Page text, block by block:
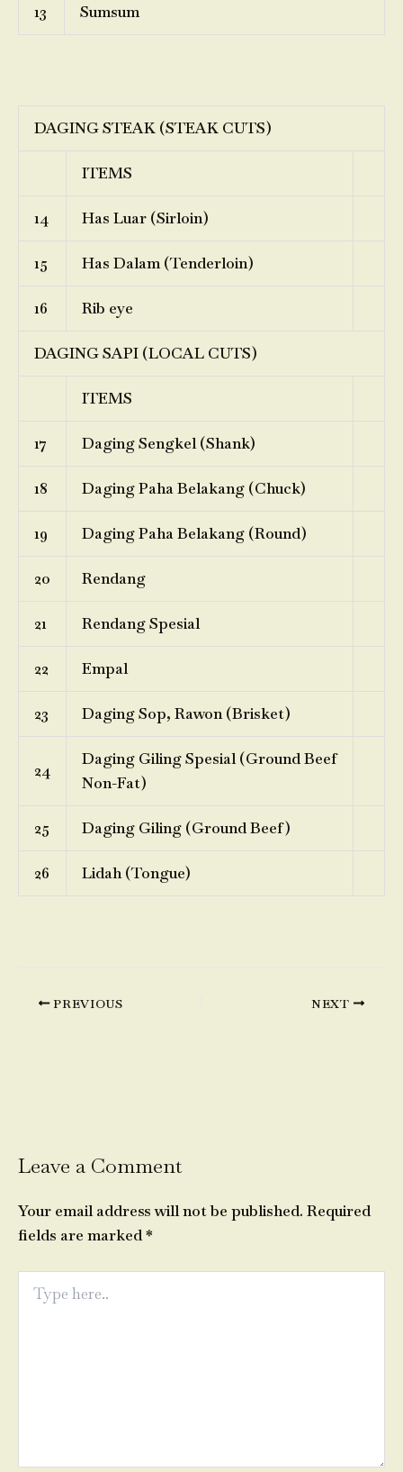
13 Sumsum
DAGING STEAK (STEAK CUTS)
ITEMS
14 Has Luar (Sirloin)
15 Has Dalam (Tenderloin)
16 Rib eye
DAGING SAPI (LOCAL CUTS)
ITEMS
17 Daging Sengkel (Shank)
18 Daging Paha Belakang (Chuck)
19 Daging Paha Belakang (Round)
20 Rendang
21 Rendang Spesial
22 Empal
23 Daging Sop, Rawon (Brisket)
24
Daging Giling Spesial (Ground Beef
Non-Fat)
25 Daging Giling (Ground Beef)
26 Lidah (Tongue)
PREVIOUS NEXT
Leave a Comment
Your email address will not be published. Required
fields are marked*
here..